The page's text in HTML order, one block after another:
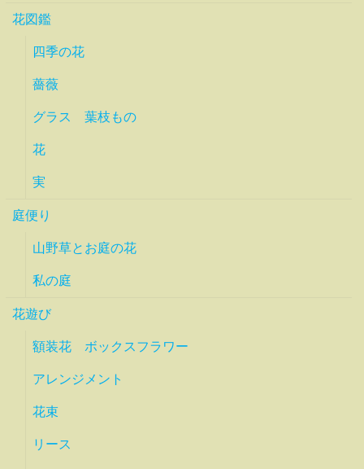
花図鑑
四季の花
薔薇
グラス 葉枝もの
花
実
庭便り
山野草とお庭の花
私の庭
花遊び
額装花 ボックスフラワー
アレンジメント
花束
リース